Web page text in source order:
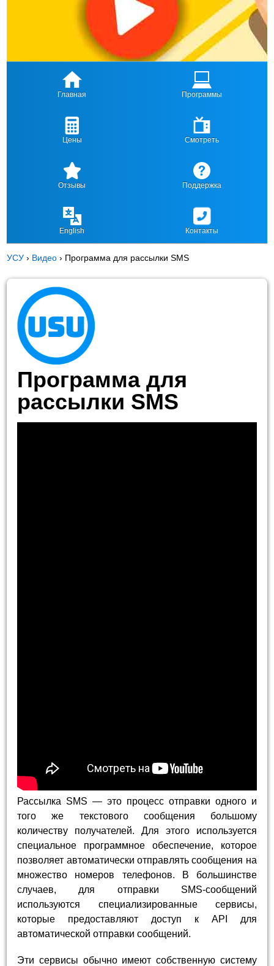
Главная Программы
Цены Смотреть
Отзывы Поддержка
English Контакты
УСУ › Видео › Программа для рассылки SMS
Программа для
рассылки SMS
Рассылка SMS — это процесс отправки одного и
того же текстового сообщения большому
количеству получателей. Для этого используется
специальное программное обеспечение, которое
позволяет автоматически отправлять сообщения на
множество номеров телефонов. В большинстве
случаев, для отправки SMS-сообщений
используются специализированные сервисы,
которые предоставляют доступ к API для
автоматической отправки сообщений.
Эти сервисы обычно имеют собственную систему